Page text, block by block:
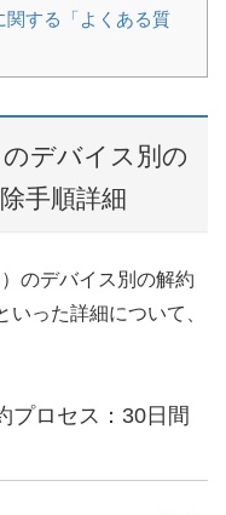
関する「よくある質
デバイス別の
手順詳細
のデバイス別の解約
った詳細について、
プロセス：30日間